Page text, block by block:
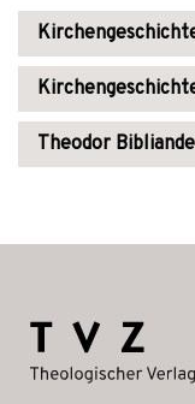
Theodor